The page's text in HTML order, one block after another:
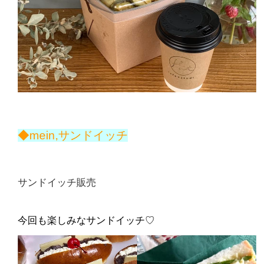
◆mein,サンドイッチ
サンドイッチ販売
今回も楽しみなサンドイッチ♡